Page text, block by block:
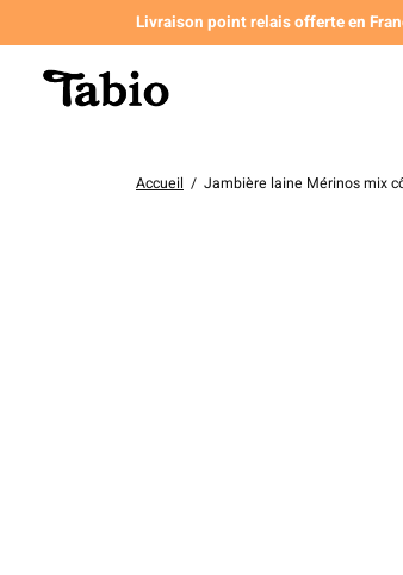
Livraison point relais offerte en
Accueil / Jambière laine Mérinos mix